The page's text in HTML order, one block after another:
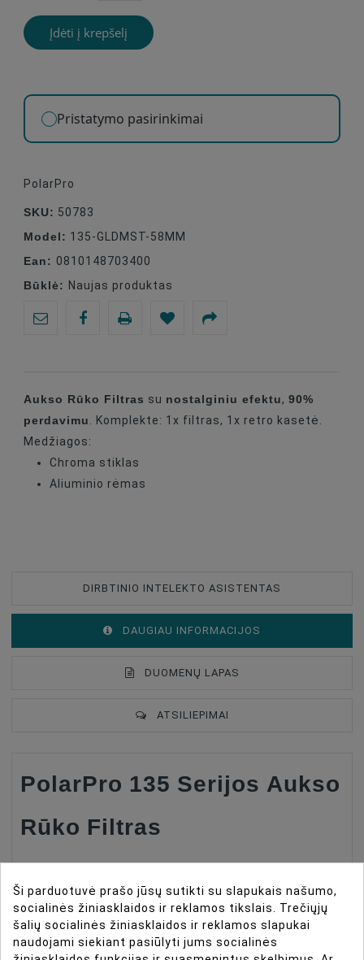
Įdėti į krepšelį
Pristatymo pasirinkimai
PolarPro
SKU: 50783
Model: 135-GLDMST-58MM
Ean: 0810148703400
Būklė: Naujas produktas
Aukso Rūko Filtras su nostalginiu efektu, 90%
perdavimu
. Komplekte: 1x filtras, 1x retro kasetė.
Medžiagos:
Chroma stiklas
Aliuminio rėmas
DIRBTINIO INTELEKTO ASISTENTAS
DAUGIAU INFORMACIJOS
DUOMENŲ LAPAS
ATSILIEPIMAI
Type Of Product Filtrų Priedai
PolarPro 135 Serijos Aukso
Rūko Filtras
amžių. 135 serija siūlo naujausią stiklo technologiją
kino retro pakuotėje, derindama autentišką analoginę
fotografiją su šiuolaikiniu pasakojimu.
Ši parduotuvė prašo jūsų sutikti su slapukais našumo,
socialinės žiniasklaidos ir reklamos tikslais. Trečiųjų
šalių socialinės žiniasklaidos ir reklamos slapukai
naudojami siekiant pasiūlyti jums socialinės